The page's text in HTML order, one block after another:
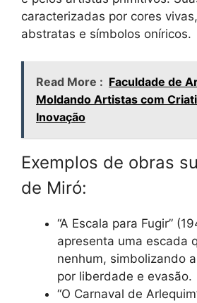
caracterizadas por cores
abstratas e símbolos oníricos.
Read More : Faculdade de
Moldando Artistas com
Inovação
Exemplos de obras
de Miró:
“A Escala para Fugir”
apresenta uma escada
nenhum, simbolizando
por liberdade e evasão.
“O Carnaval de